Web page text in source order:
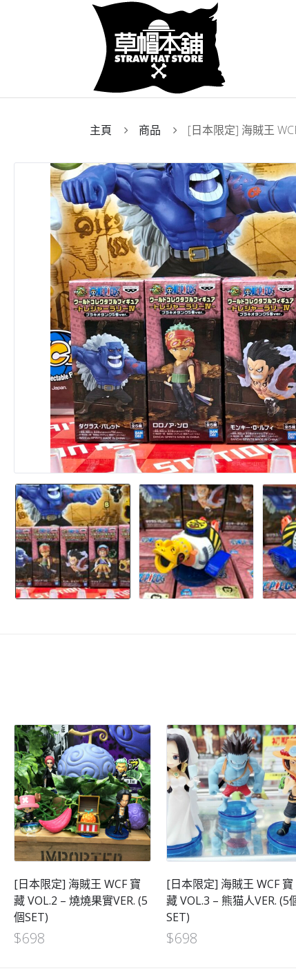
主頁 商品 [日本限定] 海賊王
[日本限定] 海賊王 WCF 寶
藏 VOL.2 – 燒燒果實VER. (5
個SET)
$698
[日本限定] 海賊王 WCF 寶
藏 VOL.3 – 熊猫人VER. (5
SET)
$698